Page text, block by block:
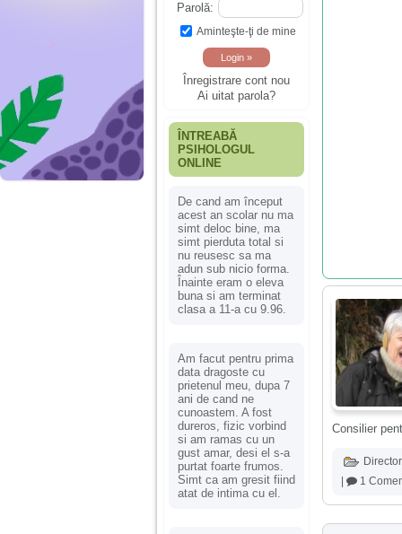
Parolă:
Aminteşte-ţi de mine
Înregistrare cont nou
Ai uitat parola?
ÎNTREABĂ
PSIHOLOGUL
ONLINE
De cand am început
acest an scolar nu ma
simt deloc bine, ma
simt pierduta total si
nu reusesc sa ma
adun sub nicio forma.
Înainte eram o eleva
buna si am terminat
clasa a 11-a cu 9.96.
Am facut pentru prima
data dragoste cu
prietenul meu, dupa 7
ani de cand ne
cunoastem. A fost
dureros, fizic vorbind
si am ramas cu un
gust amar, desi el s-a
purtat foarte frumos.
Simt ca am gresit fiind
atat de intima cu el.
Consilier
1